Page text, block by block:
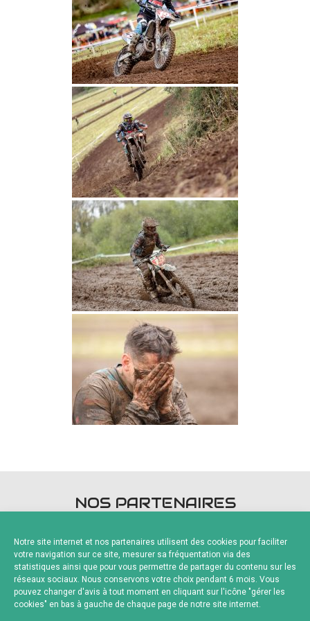
Notre site internet et nos partenaires utilisent des cookies pour faciliter
votre navigation sur ce site, mesurer sa fréquentation via des
statistiques ainsi que pour vous permettre de partager du contenu sur les
réseaux sociaux. Nous conservons votre choix pendant 6 mois. Vous
pouvez changer d'avis à tout moment en cliquant sur l'icône "gérer les
cookies" en bas à gauche de chaque page de notre site internet.
NOS PARTENAIRES
Fournisseurs Officiels